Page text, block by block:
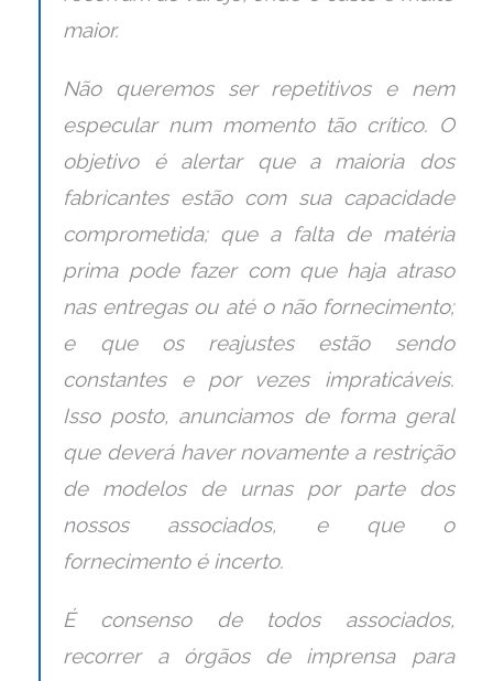
maior.
Não queremos ser repetitivos e nem
especular num momento tão crítico. O
objetivo é alertar que a maioria dos
fabricantes estão com sua capacidade
comprometida; que a falta de matéria
prima pode fazer com que haja atraso
nas entregas ou até o não fornecimento;
e que os reajustes estão sendo
constantes e por vezes impraticáveis.
Isso posto, anunciamos de forma geral
que deverá haver novamente a restrição
de modelos de urnas por parte dos
nossos associados, e que o
fornecimento é incerto.
É consenso de todos associados,
recorrer a órgãos de imprensa para